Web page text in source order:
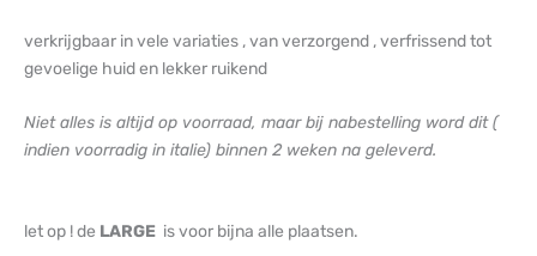
verkrijgbaar in vele variaties , van verzorgend , verfrissend tot
gevoelige huid en lekker ruikend
Niet alles is altijd op voorraad, maar bij nabestelling word dit (
indien voorradig in italie) binnen 2 weken na geleverd.
let op ! de LARGE is voor bijna alle plaatsen.